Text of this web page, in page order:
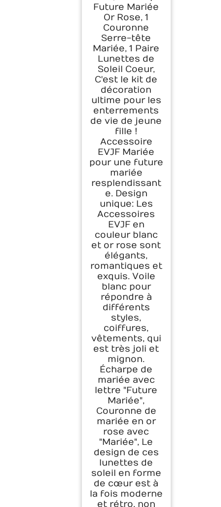
Vie de Jeune Fille
pour Fête EVJF
Déguisement
Mariages
Fiançailles
Future Mariée
Or Rose, 1
Couronne
Serre-tête
Mariée, 1 Paire
Lunettes de
Soleil Coeur,
C'est le kit de
décoration
ultime pour les
enterrements
de vie de jeune
fille !
Accessoire
EVJF Mariée
pour une future
mariée
resplendissant
e. Design
unique: Les
Accessoires
EVJF en
couleur blanc
et or rose sont
élégants,
romantiques et
exquis. Voile
blanc pour
répondre à
différents
styles,
coiffures,
vêtements, qui
est très joli et
mignon.
Écharpe de
mariée avec
lettre "Future
Mariée",
Couronne de
mariée en or
rose avec
"Mariée", Le
design de ces
lunettes de
soleil en forme
de cœur est à
la fois moderne
et rétro, non